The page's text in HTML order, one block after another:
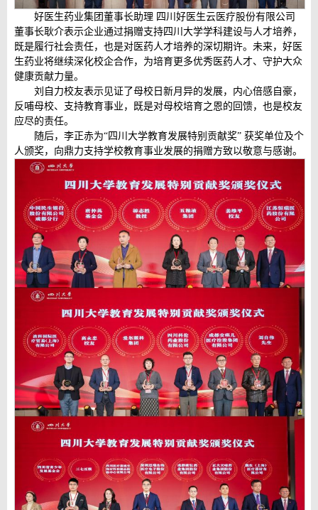
好医生药业集团董事长助理 四川好医生云医疗股份有限公司
董事长耿介表示企业通过捐赠支持四川大学学科建设与人才培养，
既是履行社会责任，也是对医药人才培养的深切期许。未来，好医
生药业将继续深化校企合作，为培育更多优秀医药人才、守护大众
健康贡献力量。
刘自力校友表示见证了母校日新月异的发展，内心倍感自豪，
反哺母校、支持教育事业，既是对母校培育之恩的回馈，也是校友
应尽的责任。
随后，李正赤为“四川大学教育发展特别贡献奖” 获奖单位及个
人颁奖，向鼎力支持学校教育事业发展的捐赠方致以敬意与感谢。